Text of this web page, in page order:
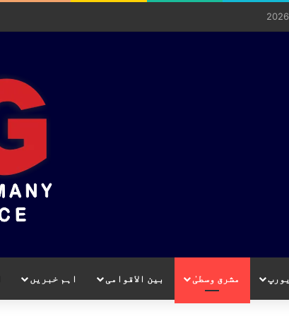
یورپ مشرق وسطیٰ بین الاقوامی اہم خبریں